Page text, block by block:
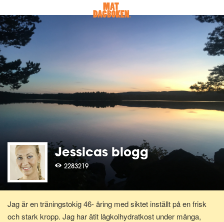
Jessicas blogg
2283219
Jag är en träningstokig 46- åring med siktet inställt på en frisk
och stark kropp. Jag har ätit lågkolhydratkost under många,